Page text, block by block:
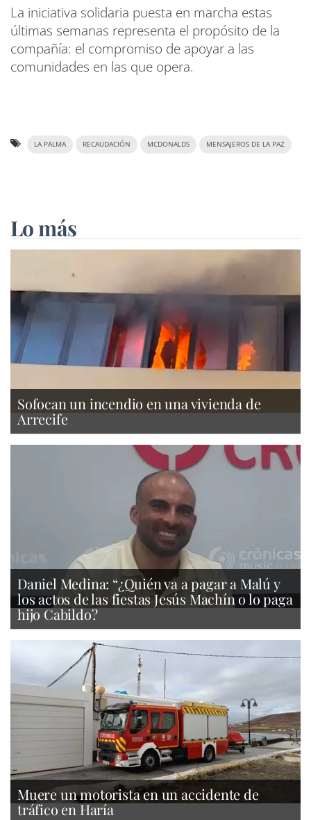
La iniciativa solidaria puesta en marcha estas
últimas semanas representa el propósito de la
compañía: el compromiso de apoyar a las
comunidades en las que opera.
LA PALMA RECAUDACIÓN MCDONALDS MENSAJEROS DE LA PAZ
Lo más
Sofocan un incendio en una vivienda de
Arrecife
Daniel Medina: “¿Quién va a pagar a Malú y
los actos de las fiestas Jesús Machín o lo paga
hijo Cabildo?
Muere un motorista en un accidente de
tráfico en Haría